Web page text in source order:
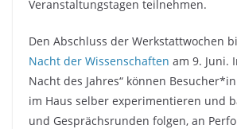
Veranstaltungstagen teilnehmen.
Den Abschluss der Werkstattwochen
Nacht der Wissenschaften am 9. Juni.
Nacht des Jahres“ können
im Haus selber experimentieren und
und Gesprächsrunden folgen, an